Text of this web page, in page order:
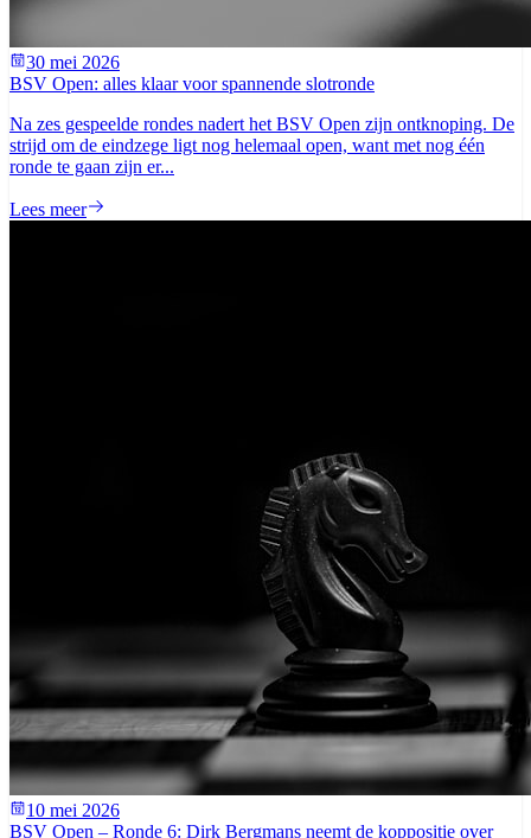
30 mei 2026
BSV Open: alles klaar voor spannende slotronde
Na zes gespeelde rondes nadert het BSV Open zijn ontknoping. De
strijd om de eindzege ligt nog helemaal open, want met nog één
ronde te gaan zijn er...
Lees meer
10 mei 2026
BSV Open – Ronde 6: Dirk Bergmans neemt de koppositie over